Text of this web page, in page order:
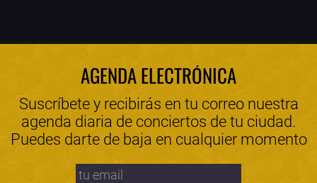
AGENDA ELECTRÓNICA
Suscríbete y recibirás en tu correo nuestra
agenda diaria de conciertos de tu ciudad.
Puedes darte de baja en cualquier momento